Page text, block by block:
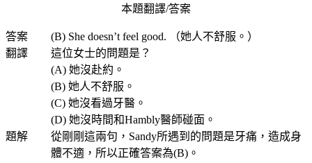
本題翻譯/答案
答案
(B) She doesn’t feel good. （她人不舒服。）
翻譯
這位女士的問題是？
(A) 她沒赴約。
(B) 她人不舒服。
(C) 她沒看過牙醫。
(D) 她沒時間和Hambly醫師碰面。
題解
從剛剛這兩句，Sandy所遇到的問題是牙痛，造成身
體不適，所以正確答案為(B)。